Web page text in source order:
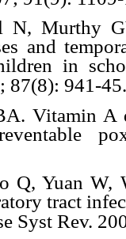
N, Murthy
and
in
87(8): 941-45.
Vitamin A
Q, Yuan
tract
Syst Rev.